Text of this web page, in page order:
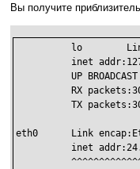
Вы получите
lo
inet
UP
RX
TX
eth0      Link
inet